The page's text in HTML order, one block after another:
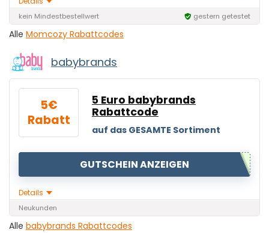
kein Mindestbestellwert gestern getestet
Alle Momcozy Rabattcodes
babybrands
5€
Rabatt
5 Euro babybrands
Rabattcode
auf das GESAMTE Sortiment
GUTSCHEIN ANZEIGEN
Details
Neukunden
Alle babybrands Rabattcodes